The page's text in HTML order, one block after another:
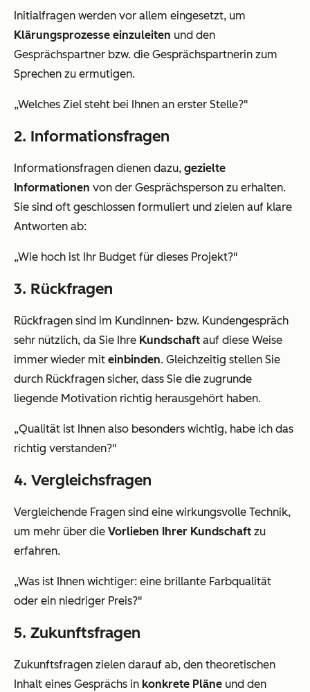
Initialfragen werden vor allem eingesetzt, um
Klärungsprozesse einzuleiten und den
Gesprächspartner bzw. die Gesprächspartnerin zum
Sprechen zu ermutigen.
„Welches Ziel steht bei Ihnen an erster Stelle?"
2. Informationsfragen
Informationsfragen dienen dazu, gezielte
Informationen von der Gesprächsperson zu erhalten.
Sie sind oft geschlossen formuliert und zielen auf klare
Antworten ab:
„Wie hoch ist Ihr Budget für dieses Projekt?"
3. Rückfragen
Rückfragen sind im Kundinnen- bzw. Kundengespräch
sehr nützlich, da Sie Ihre Kundschaft auf diese Weise
immer wieder mit einbinden. Gleichzeitig stellen Sie
durch Rückfragen sicher, dass Sie die zugrunde
liegende Motivation richtig herausgehört haben.
„Qualität ist Ihnen also besonders wichtig, habe ich das
richtig verstanden?"
4. Vergleichsfragen
Vergleichende Fragen sind eine wirkungsvolle Technik,
um mehr über die Vorlieben Ihrer Kundschaft zu
erfahren.
„Was ist Ihnen wichtiger: eine brillante Farbqualität
oder ein niedriger Preis?"
5. Zukunftsfragen
Zukunftsfragen zielen darauf ab, den theoretischen
Inhalt eines Gesprächs in konkrete Pläne und den